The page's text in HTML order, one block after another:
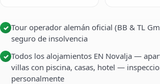
✓ Tour operador alemán oficial (BB & TL
seguro de insolvencia
✓ Todos los alojamientos EN Novalja —
villas con piscina, casas, hotel —
personalmente